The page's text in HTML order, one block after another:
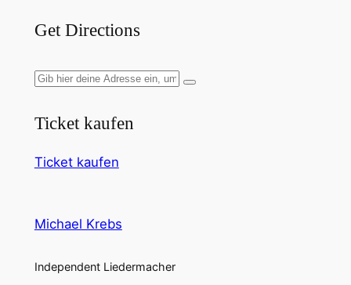
Get Directions
Ticket kaufen
Ticket kaufen
Michael Krebs
Independent Liedermacher